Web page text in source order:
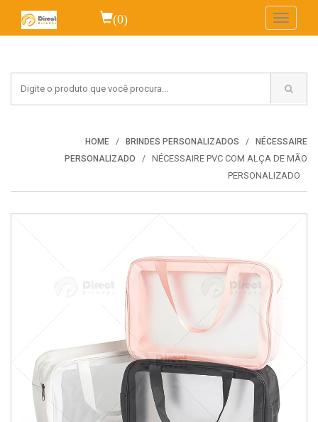
(0)
Toggle
HOME BRINDES PERSONALIZADOS
NÉCESSAIRE
PERSONALIZADO
NÉCESSAIRE PVC COM ALÇA DE MÃO
PERSONALIZADO